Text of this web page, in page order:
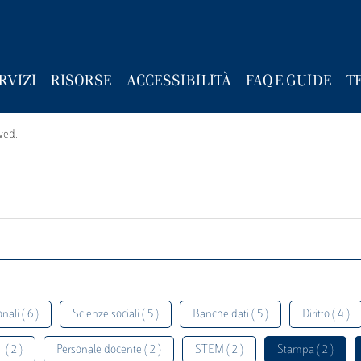
RISORSE ACCESSIBILITÀ FAQ E GUIDE
( 6 ) Scienze sociali ( 5 ) Banche dati ( 5 ) Diritto ( 4 )
( 2 ) Personale docente ( 2 ) STEM ( 2 ) Stampa ( 2 )